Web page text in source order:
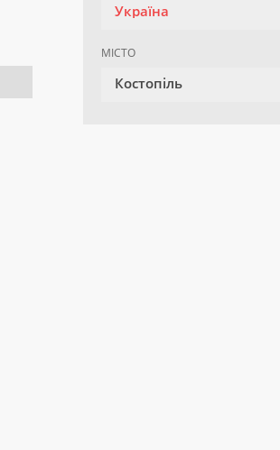
Україна
МІСТО
Костопіль